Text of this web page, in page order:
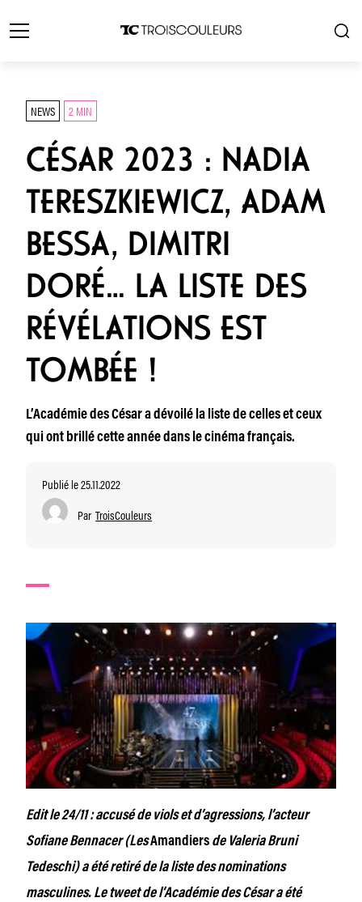
NEWS 2 MIN
CÉSAR 2023 : NADIA
TERESZKIEWICZ, ADAM
BESSA, DIMITRI
DORÉ… LA LISTE DES
RÉVÉLATIONS EST
TOMBÉE !
L’Académie des César a dévoilé la liste de celles et ceux
qui ont brillé cette année dans le cinéma français.
Publié le 25.11.2022
Par TroisCouleurs
Edit le 24/11 : accusé de viols et d’agressions, l’acteur
Sofiane Bennacer (LesAmandiers de Valeria Bruni
Tedeschi) a été retiré de la liste des nominations
masculines. Le tweet de l’Académie des César a été